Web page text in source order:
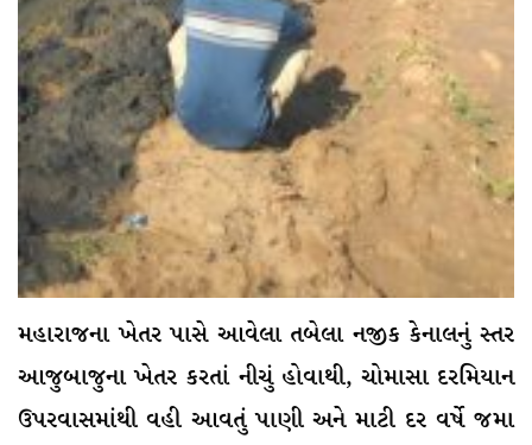
મહારાજના ખેતર પાસે આવેલા તબેલા નજીક કેનાલનું સ્તર
આજુબાજુના ખેતર કરતાં નીચું હોવાથી, ચોમાસા દરમિયાન
ઉપરવાસમાંથી વહી આવતું પાણી અને માટી દર વર્ષે જમા